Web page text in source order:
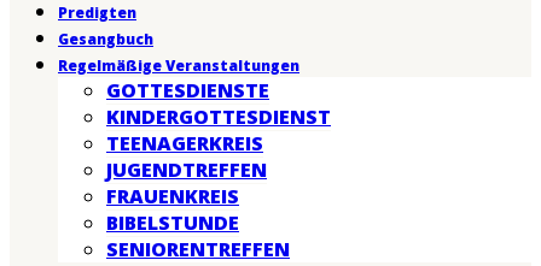
Predigten
Gesangbuch
Regelmäßige Veranstaltungen
GOTTESDIENSTE
KINDERGOTTESDIENST
TEENAGERKREIS
JUGENDTREFFEN
FRAUENKREIS
BIBELSTUNDE
SENIORENTREFFEN